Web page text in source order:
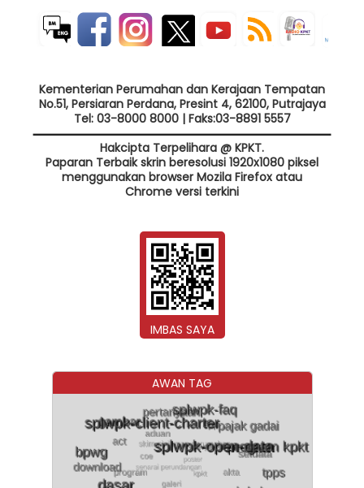
Kementerian Perumahan dan Kerajaan Tempatan
No.51, Persiaran Perdana, Presint 4, 62100, Putrajaya
Tel: 03-8000 8000 | Faks:03-8891 5557
Hakcipta Terpelihara @ KPKT.
Paparan Terbaik skrin beresolusi 1920x1080 piksel
menggunakan browser Mozila Firefox atau
Chrome versi terkini
IMBAS SAYA
AWAN TAG